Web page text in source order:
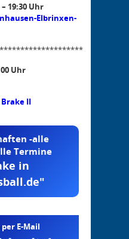
19:30 Uhr
Elbrinxen-
Uhr
Brake II
-alle
Termine
in
E-Mail